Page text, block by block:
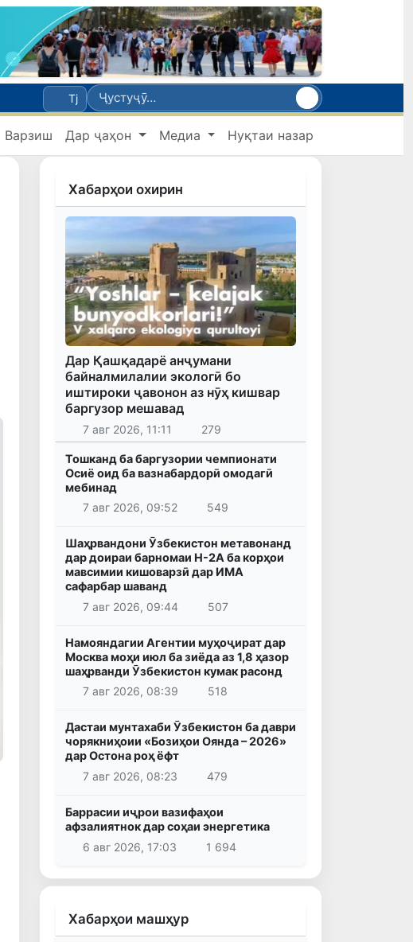
Tj
Варзиш Дар ҷаҳон Медиа Нуқтаи назар
Хабарҳои охирин
Дар Қашқадарё анҷумани
байналмилалии экологӣ бо
иштироки ҷавонон аз нӯҳ кишвар
баргузор мешавад
7 авг 2026, 11:11 279
Тошканд ба баргузории чемпионати
Осиё оид ба вазнабардорӣ омодагӣ
мебинад
7 авг 2026, 09:52
549
Шаҳрвандони Ӯзбекистон метавонанд
дар доираи барномаи H-2A ба корҳои
мавсимии кишоварзӣ дар ИМА
сафарбар шаванд
7 авг 2026, 09:44
507
Намояндагии Агентии муҳоҷират дар
Москва моҳи июл ба зиёда аз 1,8 ҳазор
шаҳрванди Ӯзбекистон кумак расонд
7 авг 2026, 08:39
518
Дастаи мунтахаби Ӯзбекистон ба даври
чорякниҳоии «Бозиҳои Оянда – 2026»
дар Остона роҳ ёфт
7 авг 2026, 08:23
479
Баррасии иҷрои вазифаҳои
афзалиятнок дар соҳаи энергетика
6 авг 2026, 17:03
1 694
Хабарҳои машҳур